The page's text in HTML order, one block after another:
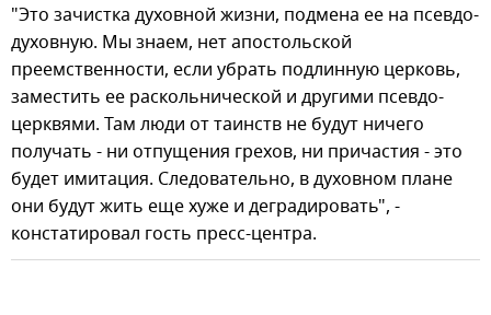
"Это зачистка духовной жизни, подмена ее на псевдо-
духовную. Мы знаем, нет апостольской
преемственности, если убрать подлинную церковь,
заместить ее раскольнической и другими псевдо-
церквями. Там люди от таинств не будут ничего
получать - ни отпущения грехов, ни причастия - это
будет имитация. Следовательно, в духовном плане
они будут жить еще хуже и деградировать", -
констатировал гость пресс-центра.